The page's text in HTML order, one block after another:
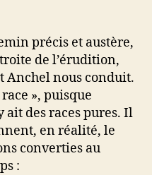
précis et austère,
de l’érudition,
Anchel nous conduit.
», puisque
ait des races pures. Il
en réalité, le
converties au
: